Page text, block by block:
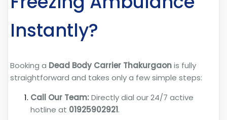
Instantly?
Booking a Dead Body Carrier Thakurgaonis fully
straightforward and takes only a few simple steps:
Call Our Team:Directly dial our 24/7 active
hotline at 01925902921.